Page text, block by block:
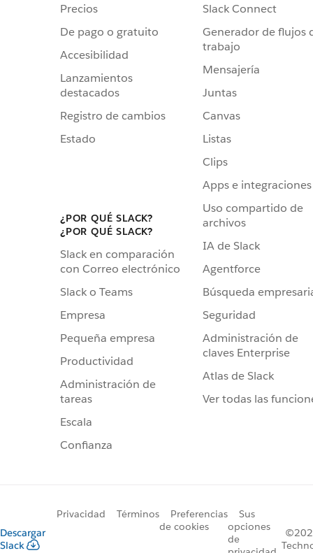
Precios
De pago o gratuito
Accesibilidad
Lanzamientos
destacados
Registro de cambios
Estado
¿POR QUÉ SLACK?
¿POR QUÉ SLACK?
Slack en comparación
con Correo electrónico
Slack o Teams
Empresa
Pequeña empresa
Productividad
Administración de
tareas
Escala
Confianza
Slack Connect
Generador de flujos
trabajo
Mensajería
Juntas
Canvas
Listas
Clips
Apps e integraciones
Uso compartido de
archivos
IA de Slack
Agentforce
Búsqueda
Seguridad
Administración de
claves Enterprise
Atlas de Slack
Ver todas las
Descargar
Slack
Privacidad Términos
Preferencias
de cookies
Sus
opciones
de